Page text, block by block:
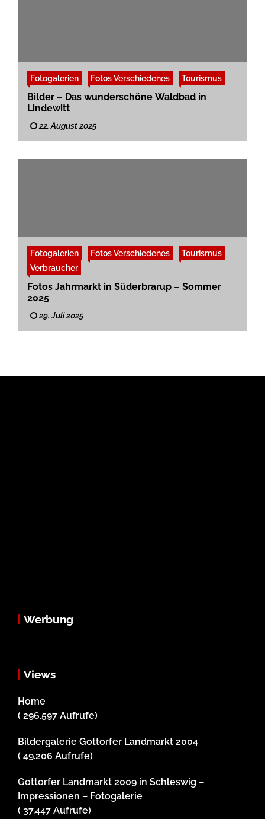
Fotogalerien Fotos Verschiedenes Tourismus
Bilder – Das wunderschöne Waldbad in
Lindewitt
22. August 2025
Fotogalerien Fotos Verschiedenes
Tourismus
Verbraucher
Fotos Jahrmarkt in Süderbrarup – Sommer
2025
29. Juli 2025
Werbung
Views
Home
( 296.597 Aufrufe)
Bildergalerie Gottorfer Landmarkt 2004
( 49.206 Aufrufe)
Gottorfer Landmarkt 2009 in Schleswig –
Impressionen – Fotogalerie
( 37.447 Aufrufe)